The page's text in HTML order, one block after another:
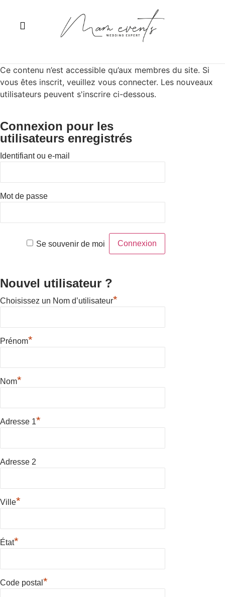
Ce contenu n’est accessible qu’aux membres du site. Si
vous êtes inscrit, veuillez vous connecter. Les nouveaux
utilisateurs peuvent s'inscrire ci-dessous.
Connexion pour les
utilisateurs enregistrés
Identifiant ou e-mail
Mot de passe
Se souvenir de moi
Nouvel utilisateur ?
Choisissez un Nom d’utilisateur*
Prénom*
Nom*
Adresse 1*
Adresse 2
Ville*
État*
Code postal *